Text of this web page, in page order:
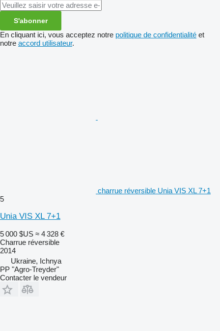
S'abonner
En cliquant ici, vous acceptez notre politique de confidentialité et
notre accord utilisateur.
charrue réversible Unia VIS XL 7+1
5
Unia VIS XL 7+1
5 000 $US ≈ 4 328 €
Charrue réversible
2014
Ukraine, Ichnya
PP "Agro-Treyder"
Contacter le vendeur